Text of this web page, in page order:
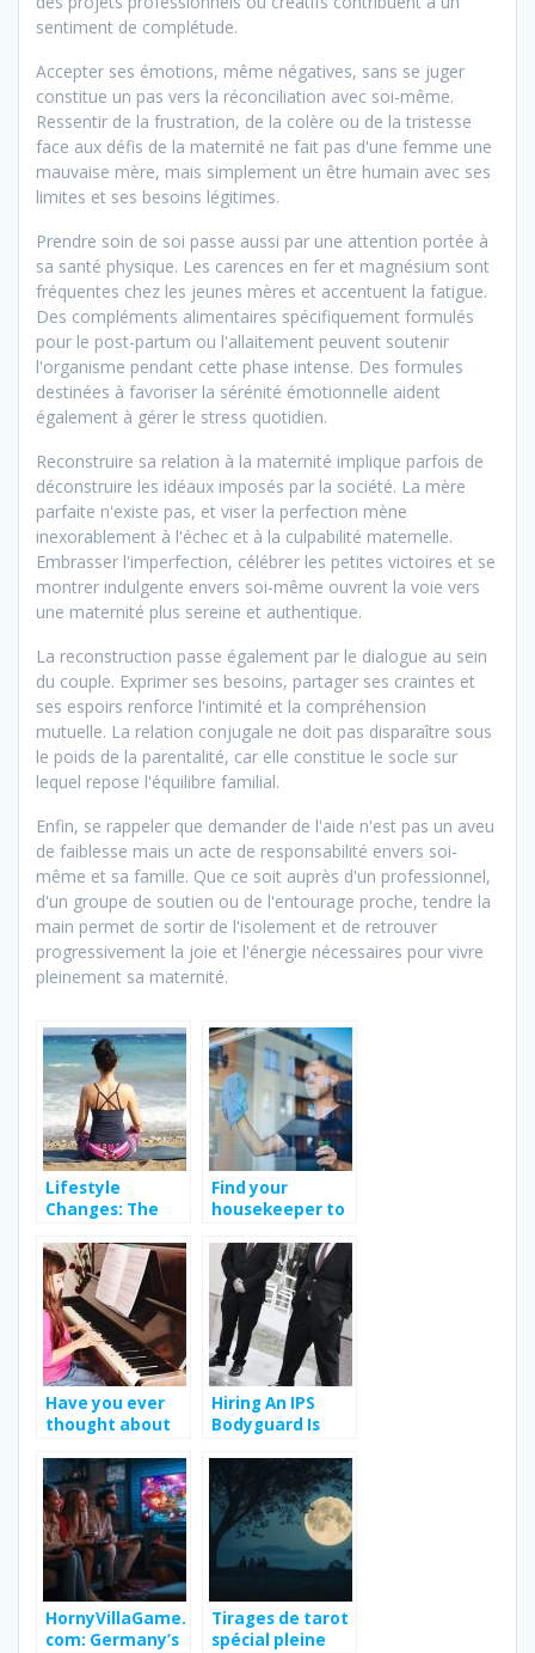
sentiment de complétude.
Accepter ses émotions, même négatives, sans se juger
constitue un pas vers la réconciliation avec soi-même.
Ressentir de la frustration, de la colère ou de la tristesse
face aux défis de la maternité ne fait pas d'une femme une
mauvaise mère, mais simplement un être humain avec ses
limites et ses besoins légitimes.
Prendre soin de soi passe aussi par une attention portée à
sa santé physique. Les carences en fer et magnésium sont
fréquentes chez les jeunes mères et accentuent la fatigue.
Des compléments alimentaires spécifiquement formulés
pour le post-partum ou l'allaitement peuvent soutenir
l'organisme pendant cette phase intense. Des formules
destinées à favoriser la sérénité émotionnelle aident
également à gérer le stress quotidien.
Reconstruire sa relation à la maternité implique parfois de
déconstruire les idéaux imposés par la société. La mère
parfaite n'existe pas, et viser la perfection mène
inexorablement à l'échec et à la culpabilité maternelle.
Embrasser l'imperfection, célébrer les petites victoires et se
montrer indulgente envers soi-même ouvrent la voie vers
une maternité plus sereine et authentique.
La reconstruction passe également par le dialogue au sein
du couple. Exprimer ses besoins, partager ses craintes et
ses espoirs renforce l'intimité et la compréhension
mutuelle. La relation conjugale ne doit pas disparaître sous
le poids de la parentalité, car elle constitue le socle sur
lequel repose l'équilibre familial.
Enfin, se rappeler que demander de l'aide n'est pas un aveu
de faiblesse mais un acte de responsabilité envers soi-
même et sa famille. Que ce soit auprès d'un professionnel,
d'un groupe de soutien ou de l'entourage proche, tendre la
main permet de sortir de l'isolement et de retrouver
progressivement la joie et l'énergie nécessaires pour vivre
pleinement sa maternité.
Lifestyle
Changes: The
Healthy Life
Find your
housekeeper to
daily life
Have you ever
thought about
sheets using
Beethoven
scores?
Hiring An IPS
Bodyguard Is
While – Why So?
HornyVillaGame.
com: Germany’s
Tirages de tarot
spécial pleine